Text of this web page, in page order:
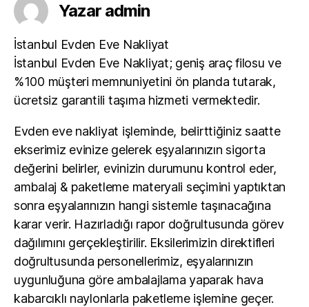
Yazar admin
İstanbul Evden Eve Nakliyat
İstanbul Evden Eve Nakliyat; geniş araç filosu ve
%100 müşteri memnuniyetini ön planda tutarak,
ücretsiz garantili taşıma hizmeti vermektedir.
Evden eve nakliyat işleminde, belirttiğiniz saatte
ekserimiz evinize gelerek eşyalarınızın sigorta
değerini belirler, evinizin durumunu kontrol eder,
ambalaj & paketleme materyali seçimini yaptıktan
sonra eşyalarınızın hangi sistemle taşınacağına
karar verir. Hazırladığı rapor doğrultusunda görev
dağılımını gerçekleştirilir. Eksilerimizin direktifleri
doğrultusunda personellerimiz, eşyalarınızın
uygunluğuna göre ambalajlama yaparak hava
kabarcıklı naylonlarla paketleme işlemine geçer.